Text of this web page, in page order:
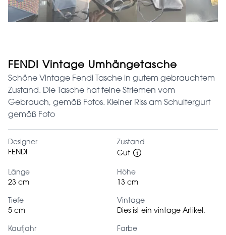
FENDI Vintage Umhängetasche
Schöne Vintage Fendi Tasche in gutem gebrauchtem
Zustand. Die Tasche hat feine Striemen vom
Gebrauch, gemäß Fotos. Kleiner Riss am Schultergurt
gemäß Foto
Designer
FENDI
Zustand
Gut
Länge
23 cm
Höhe
13 cm
Tiefe
5 cm
Vintage
Dies ist ein vintage Artikel.
Kaufjahr
Farbe